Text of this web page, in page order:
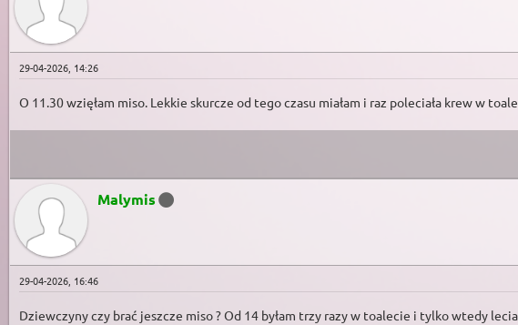
29-04-2026, 14:26
O 11.30 wzięłam miso. Lekkie skurcze od tego czasu miałam i raz poleciała krew w
Malymis
29-04-2026, 16:46
Dziewczyny czy brać jeszcze miso ? Od 14 byłam trzy razy w toalecie i tylko wtedy